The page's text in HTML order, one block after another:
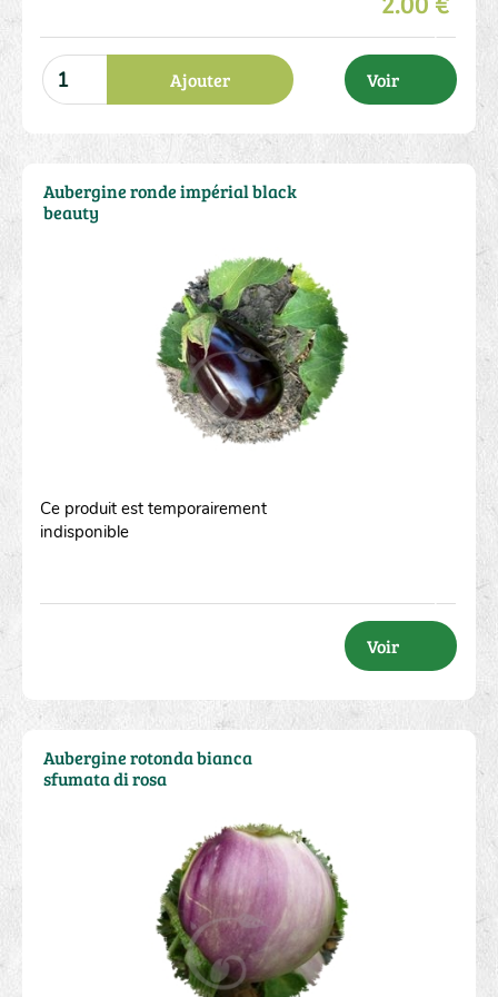
Ajouter Voir
Ce produit est temporairement
indisponible
Voir
Aubergine ronde impérial black
beauty
Aubergine rotonda bianca
sfumata di rosa